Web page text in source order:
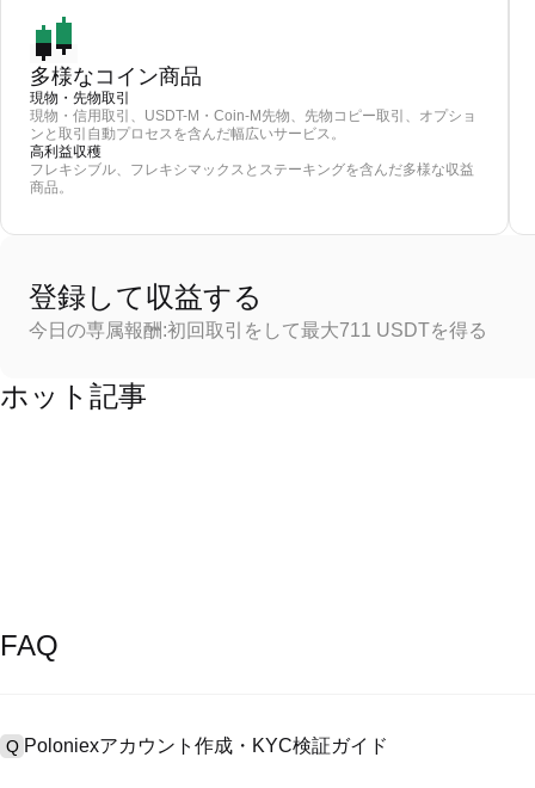
多様なコイン商品
現物・先物取引
現物・信用取引、USDT-M・Coin-M先物、先物コピー取引、オプショ
ンと取引自動プロセスを含んだ幅広いサービス。
高利益収穫
フレキシブル、フレキシマックスとステーキングを含んだ多様な収益
商品。
登録して収益する
今日の専属報酬:初回取引をして最大711 USDTを得る
ホット記事
FAQ
Q Poloniexアカウント作成・KYC検証ガイド